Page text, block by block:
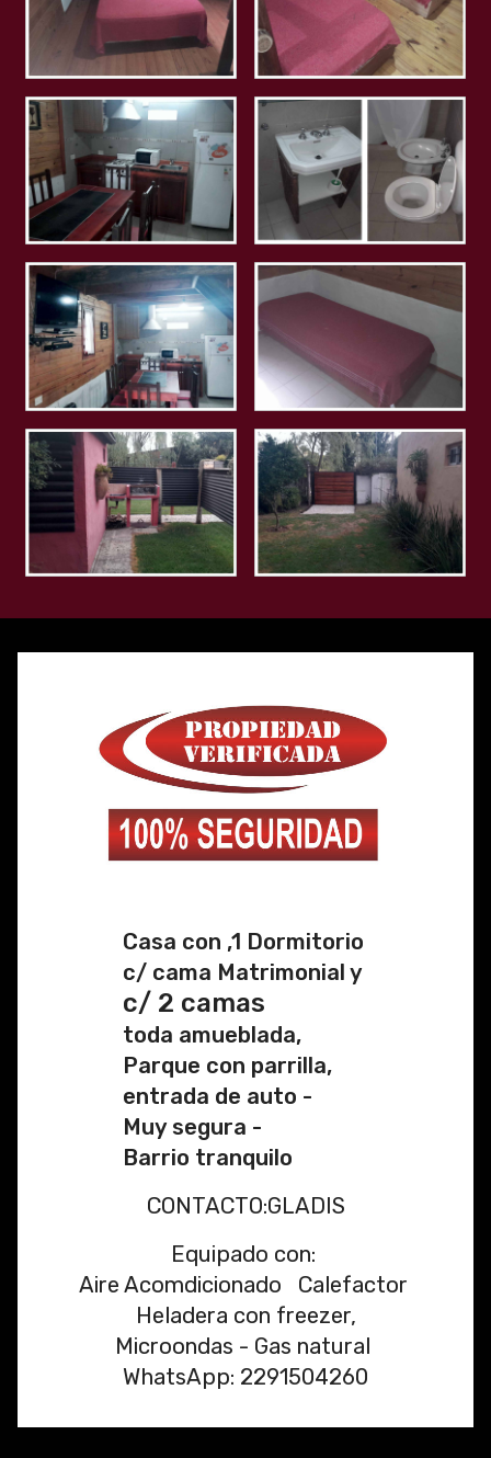
Casa con ,1 Dormitorio
c/ cama Matrimonial y
c/ 2 camas
toda amueblada,
Parque con parrilla,
entrada de auto -
Muy segura -
Barrio tranquilo
CONTACTO:GLADIS
Equipado con:
Aire Acomdicionado Calefactor
Heladera con freezer,
Microondas - Gas natural
WhatsApp: 2291504260